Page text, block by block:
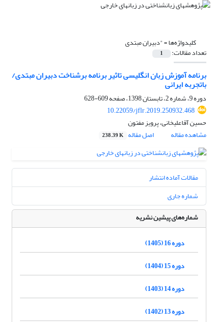
کلیدواژه‌ها ="دبیران مبتدی
تعداد مقالات: 1
برنامه آموزش زبان انگلیسی تاثیر برنامه برشناخت دبیران مبتدی/
باتجربه ایرانی
دوره 9، شماره 2، تابستان 1398، صفحه
609-628
10.22059/jflr.2019.250932.468
حسین آقاعلیخانی، پرویز مفتون
مشاهده مقاله
اصل مقاله 238.39 K
مقالات آماده انتشار
شماره جاری
شماره‌های پیشین نشریه
دوره 16 (1405)
دوره 15 (1404)
دوره 14 (1403)
دوره 13 (1402)